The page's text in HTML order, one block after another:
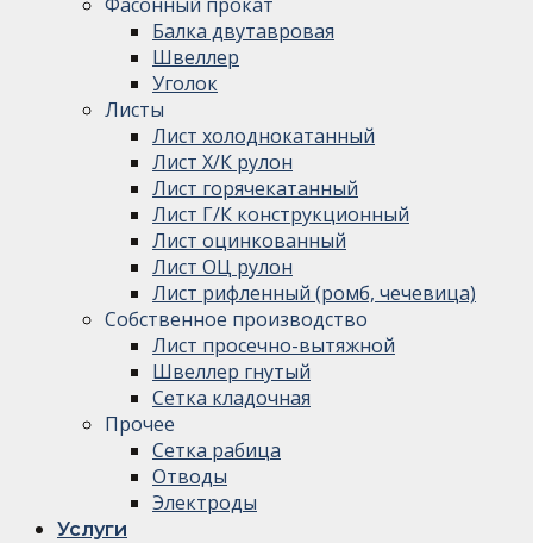
Балка двутавровая
Швеллер
Уголок
Листы
Лист холоднокатанный
Лист Х/К рулон
Лист горячекатанный
Лист Г/К конструкционный
Лист оцинкованный
Лист ОЦ рулон
Лист рифленный (ромб, чечевица)
Собственное производство
Лист просечно-вытяжной
Швеллер гнутый
Сетка кладочная
Прочее
Сетка рабица
Отводы
Электроды
Услуги